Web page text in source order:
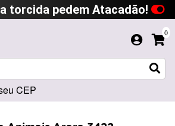
torcida pedem Atacadão!
0
CEP